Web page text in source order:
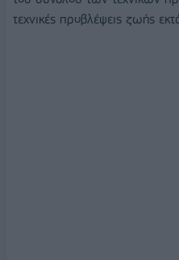
τεχνικές προβλέψεις ζωής